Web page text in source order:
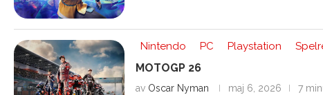
Nintendo PC Playstation
MOTOGP 26
av Oscar Nyman maj 6, 2026 7